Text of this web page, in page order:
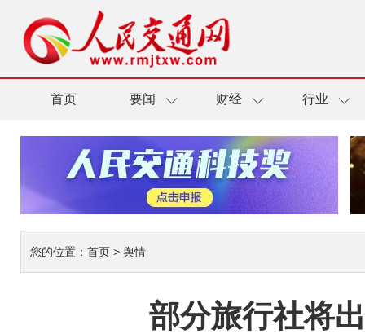
首页 要闻 财经 行业
您的位置： 首页 > 舆情
部分旅行社将